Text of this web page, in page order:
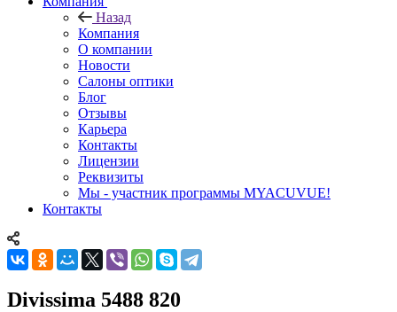
Назад
Компания
О компании
Новости
Салоны оптики
Блог
Отзывы
Карьера
Контакты
Лицензии
Реквизиты
Мы - участник программы MYACUVUE!
Контакты
Divissima 5488 820